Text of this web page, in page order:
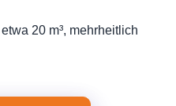
20 m³, mehrheitlich